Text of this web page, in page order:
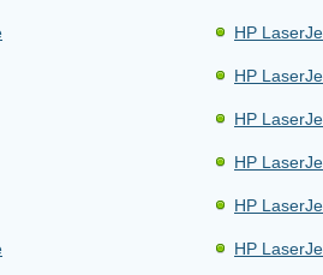
HP
HP
HP
HP
HP
HP